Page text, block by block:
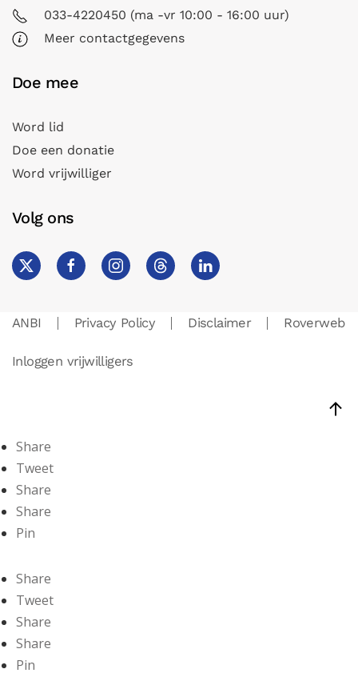
033-4220450 (ma -vr 10:00 - 16:00 uur)
Meer contactgegevens
Doe mee
Word lid
Doe een donatie
Word vrijwilliger
Volg ons
ANBI Privacy Policy Disclaimer Roverweb
Inloggen vrijwilligers
Share
Tweet
Share
Share
Pin
Share
Tweet
Share
Share
Pin